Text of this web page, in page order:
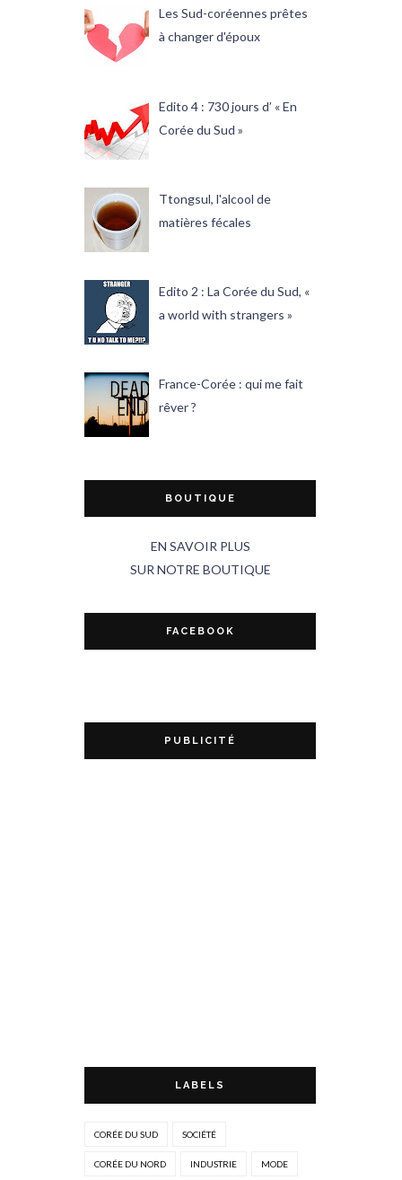
Les Sud-coréennes prêtes
à changer d'époux
Edito 4 : 730 jours d’ « En
Corée du Sud »
Ttongsul, l'alcool de
matières fécales
Edito 2 : La Corée du Sud, «
a world with strangers »
France-Corée : qui me fait
rêver ?
BOUTIQUE
EN SAVOIR PLUS
SUR NOTRE BOUTIQUE
FACEBOOK
PUBLICITÉ
LABELS
CORÉE DU SUD SOCIÉTÉ
CORÉE DU NORD INDUSTRIE MODE